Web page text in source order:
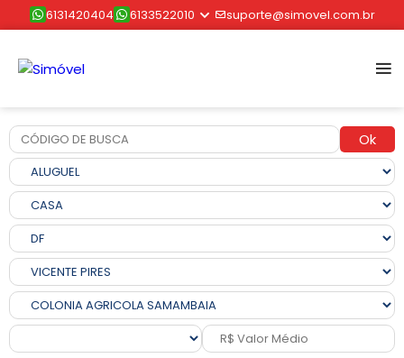
6131420404 6133522010 suporte@simovel.com.br
Ok